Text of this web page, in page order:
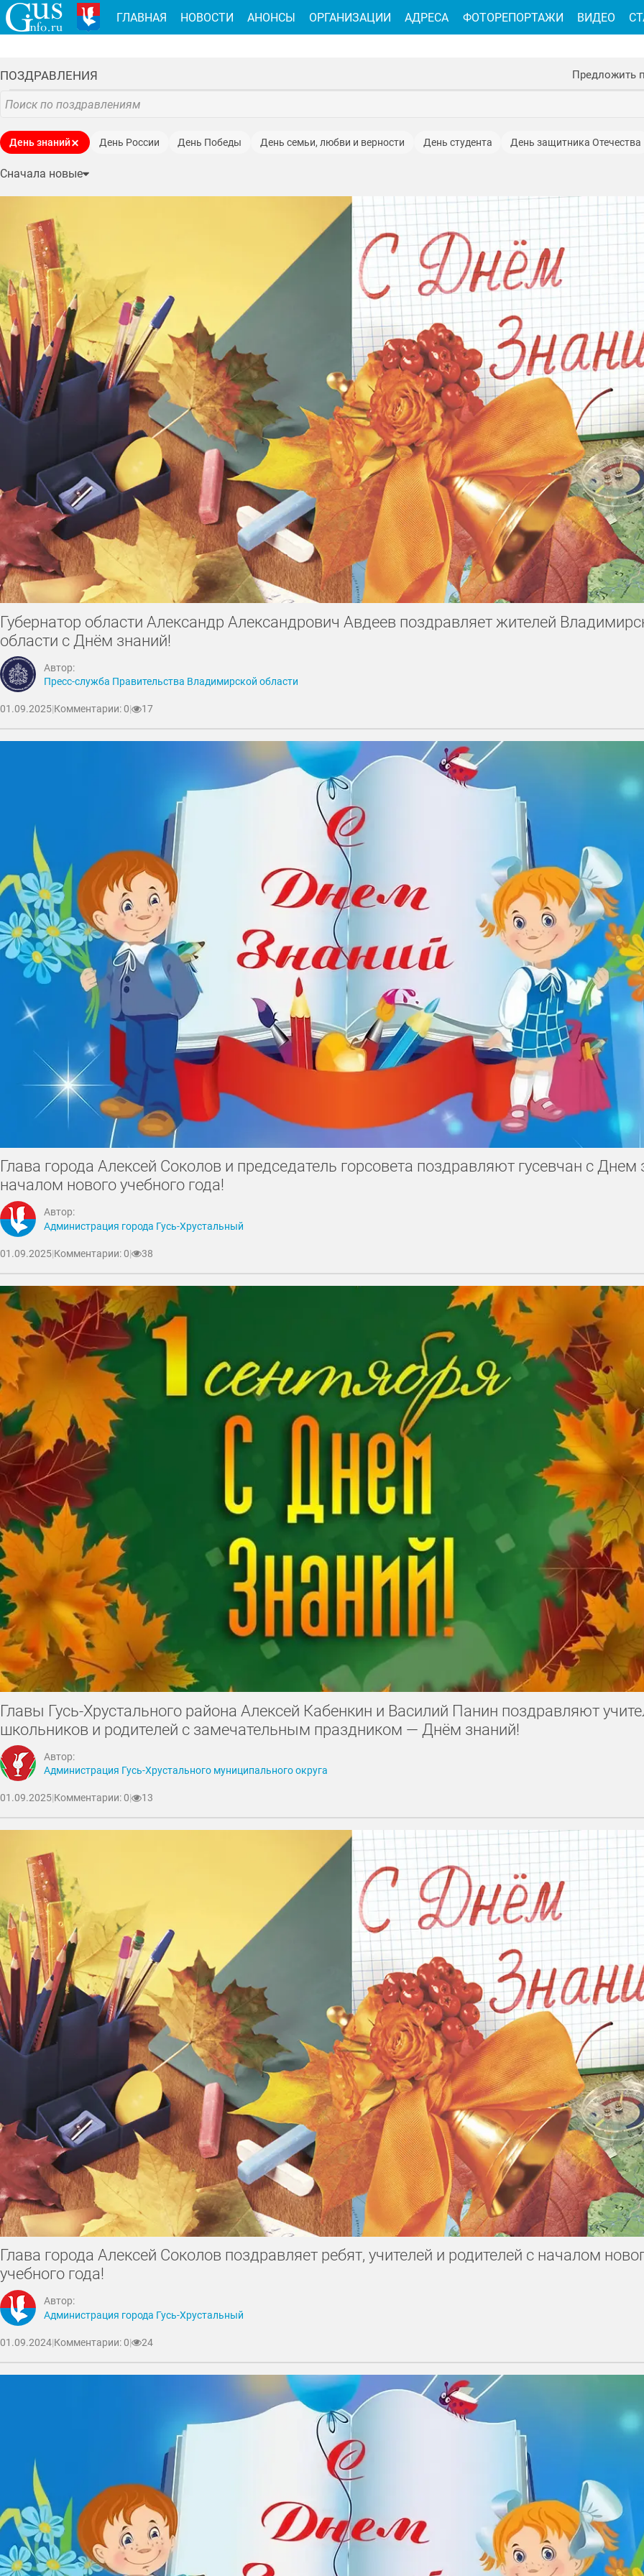
ПОЗДРАВЛЕНИЯ Предложить
День знаний День России День Победы День семьи, любви и верности День студента
День защитника Отечества
День работника культуры
День Госавтоинспекции
День воздушно-десантных войск
День учителя День Героев Отечества
День Государственного
День работника стекольной промышленности
Дни рождения День военно-морского флота День конституции
юбилеи
День молодёжи
День работника прокуратуры День пожилого человека
День работника дорожного хозяйства
День образования Владимирской области
День спасателя День местного самоуправления
День работника налоговых органов
9 мая День российского предпринимательства День строителя
День
День снятия блокады Ленинграда
День российской почты День воспитателя
День пограничника
День работника органов безопасности
День сотрудников военных комиссариатов
Общероссийский день библиотек
День работника следственных органов
День работника потребительской кооперации
выпускные
День работника службы занятости
День согласия и примирения День работника торговли
Сначала новые
Губернатор области Александр Александрович Авдеев поздравляет жителей
области с Днём знаний!
Автор:
Пресс-служба Правительства Владимирской области
01.09.2025|Комментарии: 0| 17
Глава города Алексей Соколов и председатель горсовета поздравляют гусевчан с Днем
началом нового учебного года!
Автор:
Администрация города Гусь-Хрустальный
01.09.2025|Комментарии: 0| 38
Главы Гусь-Хрустального района Алексей Кабенкин и Василий Панин поздравляют
школьников и родителей с замечательным праздником — Днём знаний!
Автор:
Администрация Гусь-Хрустального муниципального округа
01.09.2025|Комментарии: 0| 13
Глава города Алексей Соколов поздравляет ребят, учителей и родителей с началом
учебного года!
Автор:
Администрация города Гусь-Хрустальный
01.09.2024|Комментарии: 0| 24
ГЛАВНАЯ НОВОСТИ АНОНСЫ ОРГАНИЗАЦИИ АДРЕСА ФОТОРЕПОРТАЖИ ВИДЕО